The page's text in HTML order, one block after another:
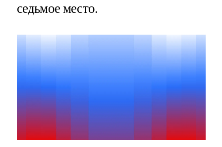
седьмое место.